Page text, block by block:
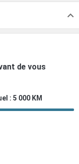
de vous
: 5 000 KM